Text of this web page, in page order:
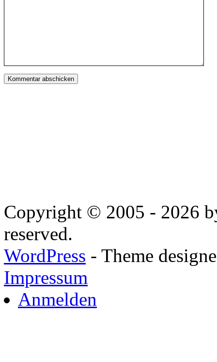
Copyright © 2005 - 2026
reserved.
WordPress - Theme
Impressum
Anmelden